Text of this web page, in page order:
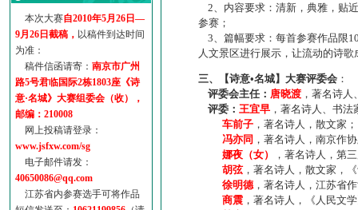
·地铁完美呈现【诗意·名城...
参赛作品多达5000多首
“诗意·名城”晒诗会
特别通知--致广大诗词爱好...
本次大赛自2010年5月26日—
9月26日截稿， 以稿件到达时间
为准：
稿件信函请寄： 南京市广州
路5号君临国际2栋1803座《诗
意·名城》大赛组委会（收），
邮编：210008
网上投稿请登录：
www.jsfxw.com/sg
电子邮件请发：
40650086@qq.com
江苏省内参赛选手可将作品
2、内容要求：清新，典雅，贴
参赛；
3、篇幅要求：每首参赛作品限
人文景区进行展示，让流动的诗
三、【诗意•名城】大赛评委会 ：
评委会主任： 唐晓渡 ，著名诗
评委： 王宜早 ，著名诗人、书
车前子 ，著名诗人，散文家；
冯亦同 ，著名诗人，南京作
娜夜（女）
，著名诗人，第
胡弦，著名诗人，散文家，
徐明德，著名诗人，江苏省
商震 ，著名诗人，《人民文